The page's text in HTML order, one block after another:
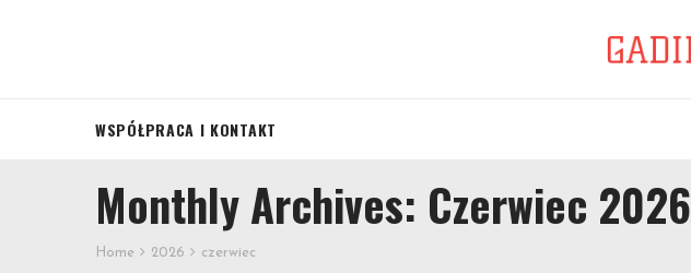
WSPÓŁPRACA I KONTAKT
Monthly Archives: Czerwiec 2026
Home 2026 czerwiec